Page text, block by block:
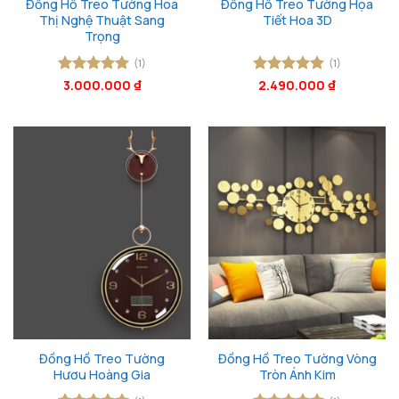
Đồng Hồ Treo Tường Hoa
Thị Nghệ Thuật Sang
Trọng
Được xếp
(1)
3.000.000 ₫
Đồng Hồ Treo Tường Họa
Tiết Hoa 3D
Được xếp
(1)
2.490.000 ₫
Đồng Hồ Treo Tường
Hươu Hoàng Gia
Đồng Hồ Treo Tường Vòng
Tròn Ánh Kim